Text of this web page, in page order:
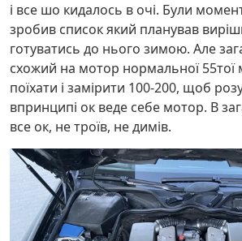
і все шо кидалось в очі. Були
зробив список який планував
готуватись до нього зимою. Але
схожий на мотор нормальної 55тої
поїхати і замірити 100-200, щоб
впринципі ок веде себе мотор. В
все ок, не троїв, не димів.